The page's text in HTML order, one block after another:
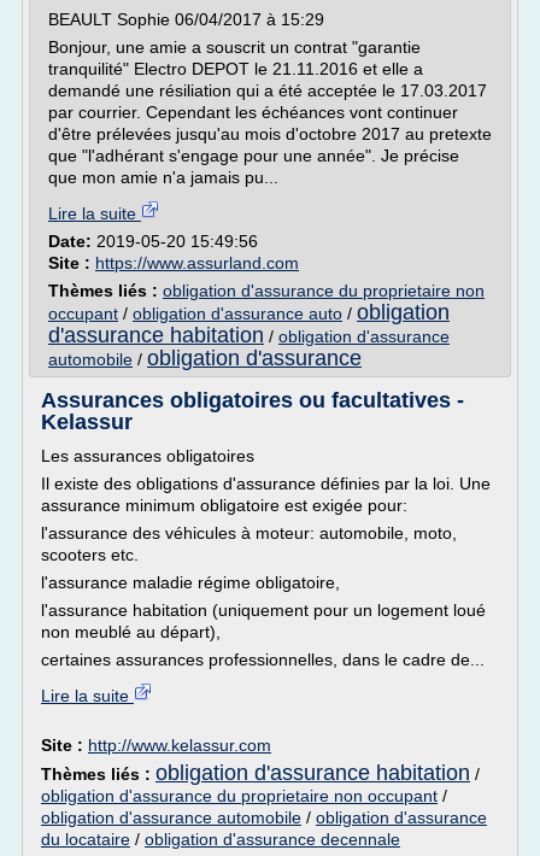
BEAULT Sophie 06/04/2017 à 15:29
Bonjour, une amie a souscrit un contrat "garantie
tranquilité" Electro DEPOT le 21.11.2016 et elle a
demandé une résiliation qui a été acceptée le 17.03.2017
par courrier. Cependant les échéances vont continuer
d'être prélevées jusqu'au mois d'octobre 2017 au pretexte
que "l'adhérant s'engage pour une année". Je précise
que mon amie n'a jamais pu...
Lire la suite
Date: 2019-05-20 15:49:56
Site : https://www.assurland.com
Thèmes liés : obligation d'assurance du proprietaire non
occupant / obligation d'assurance auto / obligation
d'assurance habitation / obligation d'assurance
automobile / obligation d'assurance
Assurances obligatoires ou facultatives -
Kelassur
Les assurances obligatoires
Il existe des obligations d'assurance définies par la loi. Une
assurance minimum obligatoire est exigée pour:
l'assurance des véhicules à moteur: automobile, moto,
scooters etc.
l'assurance maladie régime obligatoire,
l'assurance habitation (uniquement pour un logement loué
non meublé au départ),
certaines assurances professionnelles, dans le cadre de...
Lire la suite
Site : http://www.kelassur.com
Thèmes liés : obligation d'assurance habitation /
obligation d'assurance du proprietaire non occupant /
obligation d'assurance automobile / obligation d'assurance
du locataire / obligation d'assurance decennale